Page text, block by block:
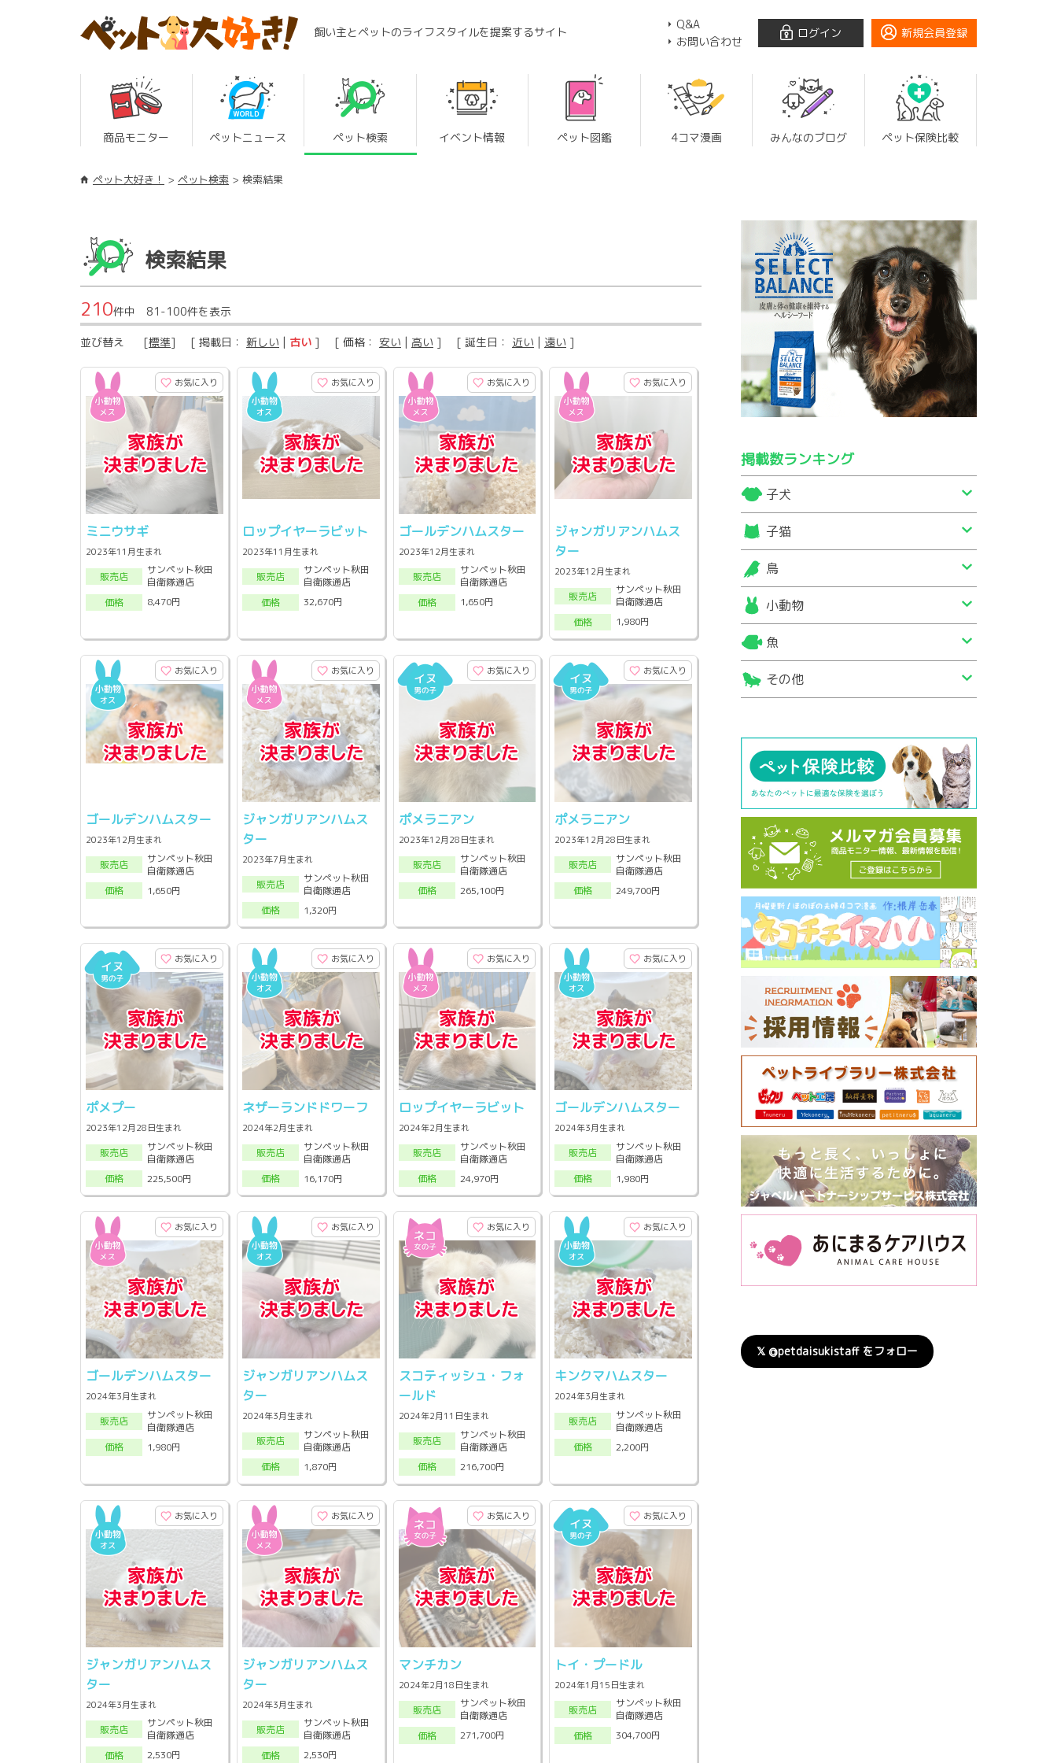
飼い主とペットのライフスタイルを提案するサイト
Q&A
お問い合わせ
ログイン 新規会員登録
商品モニター ペットニュース ペット検索 イベント情報 ペット図鑑 4コマ漫画 みんなのブログ ペット保険比較
ペット大好き！ ペット検索 検索結果
検索結果
210件中 81-100件を表示
並び替え [標準] [ 掲載日： 新しい | 古い ] [ 価格： 安い | 高い ] [ 誕生日： 近い | 遠い ]
お気に入り
ミニウサギ
2023年11月生まれ
販売店
サンペット秋田
自衛隊通店
価格
8,470円
お気に入り
ロップイヤーラビット
2023年11月生まれ
販売店
サンペット秋田
自衛隊通店
価格
32,670円
お気に入り
ゴールデンハムスター
2023年12月生まれ
販売店
サンペット秋田
自衛隊通店
価格
1,650円
お気に入り
ジャンガリアンハムス
ター
2023年12月生まれ
販売店
サンペット秋田
自衛隊通店
価格
1,980円
お気に入り
ゴールデンハムスター
2023年12月生まれ
販売店
サンペット秋田
自衛隊通店
価格
1,650円
お気に入り
ジャンガリアンハムス
ター
2023年7月生まれ
販売店
サンペット秋田
自衛隊通店
価格
1,320円
お気に入り
ポメラニアン
2023年12月28日生まれ
販売店
サンペット秋田
自衛隊通店
価格
265,100円
お気に入り
ポメラニアン
2023年12月28日生まれ
販売店
サンペット秋田
自衛隊通店
価格
249,700円
お気に入り
ポメプー
2023年12月28日生まれ
販売店
サンペット秋田
自衛隊通店
価格
225,500円
お気に入り
ネザーランドドワーフ
2024年2月生まれ
販売店
サンペット秋田
自衛隊通店
価格
16,170円
お気に入り
ロップイヤーラビット
2024年2月生まれ
販売店
サンペット秋田
自衛隊通店
価格
24,970円
お気に入り
ゴールデンハムスター
2024年3月生まれ
販売店
サンペット秋田
自衛隊通店
価格
1,980円
お気に入り
ゴールデンハムスター
2024年3月生まれ
販売店
サンペット秋田
自衛隊通店
価格
1,980円
お気に入り
ジャンガリアンハムス
ター
2024年3月生まれ
販売店
サンペット秋田
自衛隊通店
価格
1,870円
お気に入り
スコティッシュ・フォ
ールド
2024年2月11日生まれ
販売店
サンペット秋田
自衛隊通店
価格
216,700円
お気に入り
キンクマハムスター
2024年3月生まれ
販売店
サンペット秋田
自衛隊通店
価格
2,200円
お気に入り
ジャンガリアンハムス
ター
2024年3月生まれ
販売店
サンペット秋田
自衛隊通店
価格
2,530円
お気に入り
ジャンガリアンハムス
ター
2024年3月生まれ
販売店
サンペット秋田
自衛隊通店
価格
2,530円
お気に入り
マンチカン
2024年2月18日生まれ
販売店
サンペット秋田
自衛隊通店
価格
271,700円
お気に入り
トイ・プードル
2024年1月15日生まれ
販売店
サンペット秋田
自衛隊通店
価格
304,700円
掲載数ランキング
子犬
子猫
鳥
小動物
魚
その他
𝕏 @petdaisukistaff をフォロー